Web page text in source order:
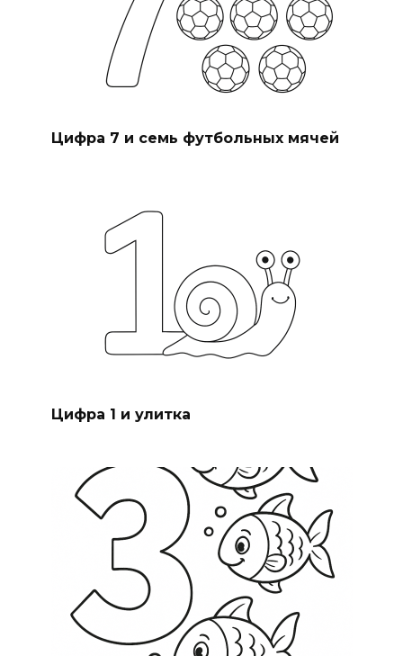
Цифра 7 и семь футбольных мячей
Цифра 1 и улитка